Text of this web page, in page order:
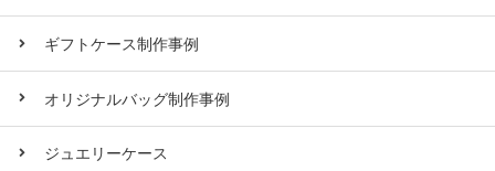
ギフトケース制作事例
オリジナルバッグ制作事例
ジュエリーケース